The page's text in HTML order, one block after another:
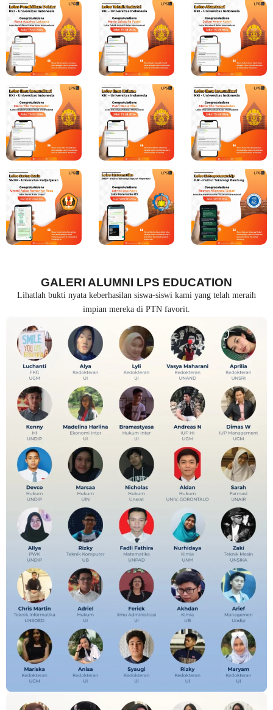
GALERI ALUMNI LPS EDUCATION
Lihatlah bukti nyata keberhasilan siswa-siswi kami yang telah meraih
impian mereka di PTN favorit.